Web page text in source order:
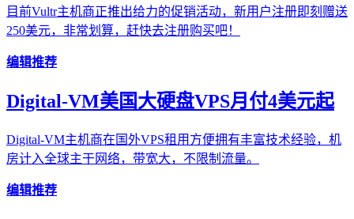
目前Vultr主机商正推出给力的促销活动，新用户注册即刻赠送
250美元，非常划算，赶快去注册购买吧！
编辑推荐
Digital-VM美国大硬盘VPS月付4美元起
Digital-VM主机商在国外VPS租用方便拥有丰富技术经验，机
房计入全球主干网络，带宽大，不限制流量。
编辑推荐